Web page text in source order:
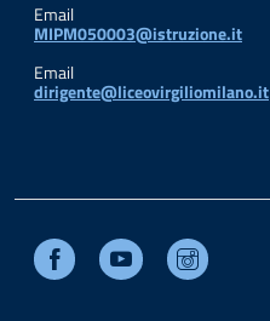
Email
MIPM050003@istruzione.it
Email
dirigente@liceovirgiliomilano.it
Facebook Youtube